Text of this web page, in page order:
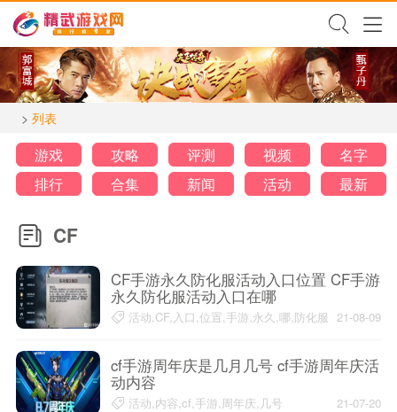
> 列表
游戏 攻略 评测 视频
名字
排行
合集 新闻 活动 最新
CF
CF手游永久防化服活动入口位置 CF手游
永久防化服活动入口在哪
活动,CF,入口,位置,手游,永久,哪,防化服 21-08-09
cf手游周年庆是几月几号 cf手游周年庆活
动内容
活动,内容,cf,手游,周年庆,几号 21-07-20